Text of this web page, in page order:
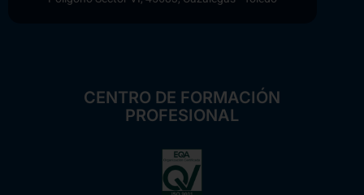
CENTRO DE FORMACIÓN
PROFESIONAL